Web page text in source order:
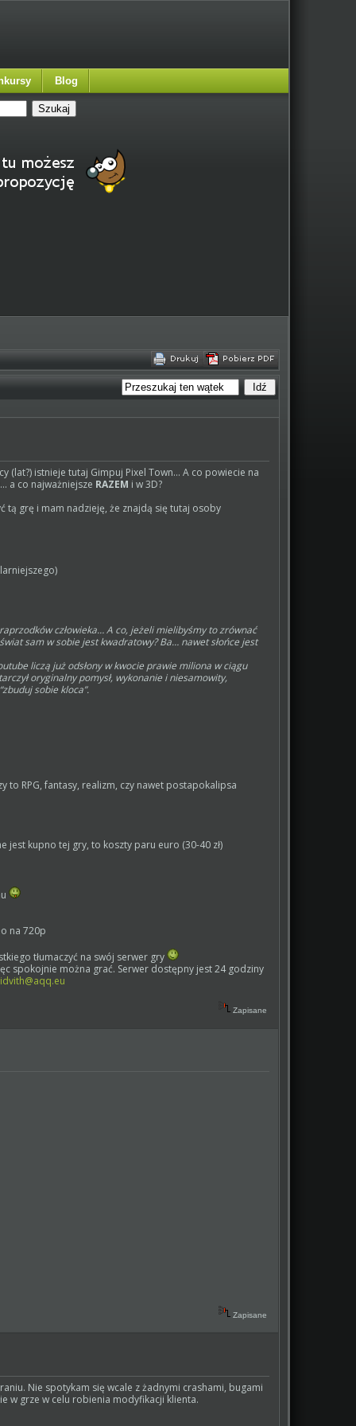
Blog
(lat?) istnieje tutaj Gimpuj Pixel Town... A co powiecie na
a co najważniejsze RAZEM i w 3D?
tą grę i mam nadzieję, że znajdą się tutaj osoby
człowieka… A co, jeżeli mielibyśmy to zrównać
sam w sobie jest kwadratowy? Ba… nawet słońce jest
liczą już odsłony w kwocie prawie miliona w ciągu
oryginalny pomysł, wykonanie i niesamowity,
sobie kloca”.
to RPG, fantasy, realizm, czy nawet postapokalipsa
jest kupno tej gry, to koszty paru euro (30-40 zł)
na 720p
tłumaczyć na swój serwer gry
spokojnie można grać. Serwer dostępny jest 24 godziny
Zapisane
Zapisane
Nie spotykam się wcale z żadnymi crashami, bugami
w grze w celu robienia modyfikacji klienta.